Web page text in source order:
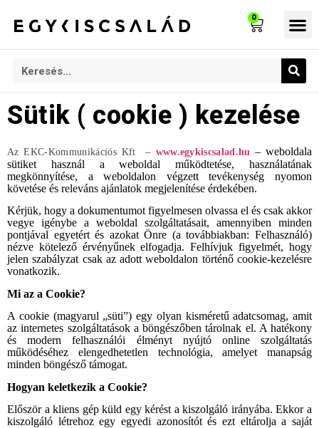
0
Sütik ( cookie ) kezelése
Az EKC-Kommunikációs Kft – www.egykiscsalad.hu– weboldala
sütiket használ a weboldal működtetése, használatának
megkönnyítése, a weboldalon végzett tevékenység nyomon
követése és releváns ajánlatok megjelenítése érdekében.
Kérjük, hogy a dokumentumot figyelmesen olvassa el és csak akkor
vegye igénybe a weboldal szolgáltatásait, amennyiben minden
pontjával egyetért és azokat Önre (a továbbiakban: Felhasználó)
nézve kötelező érvényűnek elfogadja. Felhívjuk figyelmét, hogy
jelen szabályzat csak az adott weboldalon történő cookie-kezelésre
vonatkozik.
Mi az a Cookie?
A cookie (magyarul „süti”) egy olyan kisméretű adatcsomag, amit
az internetes szolgáltatások a böngészőben tárolnak el. A hatékony
és modern felhasználói élményt nyújtó online szolgáltatás
működéséhez elengedhetetlen technológia, amelyet manapság
minden böngésző támogat.
Hogyan keletkezik a Cookie?
Először a kliens gép küld egy kérést a kiszolgáló irányába. Ekkor a
kiszolgáló létrehoz egy egyedi azonosítót és ezt eltárolja a saját